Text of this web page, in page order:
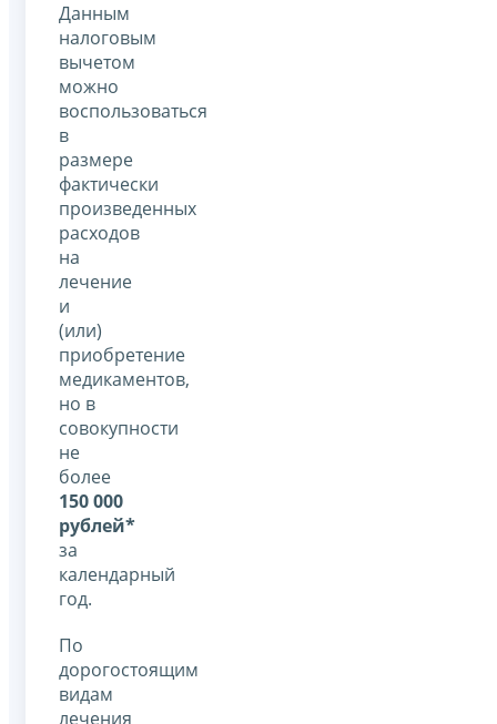
Данным
налоговым
вычетом
можно
воспользоваться
в
размере
фактически
произведенных
расходов
на
лечение
и
(или)
приобретение
медикаментов,
но в
совокупности
не
более
150 000
рублей*
за
календарный
год.
По
дорогостоящим
видам
лечения